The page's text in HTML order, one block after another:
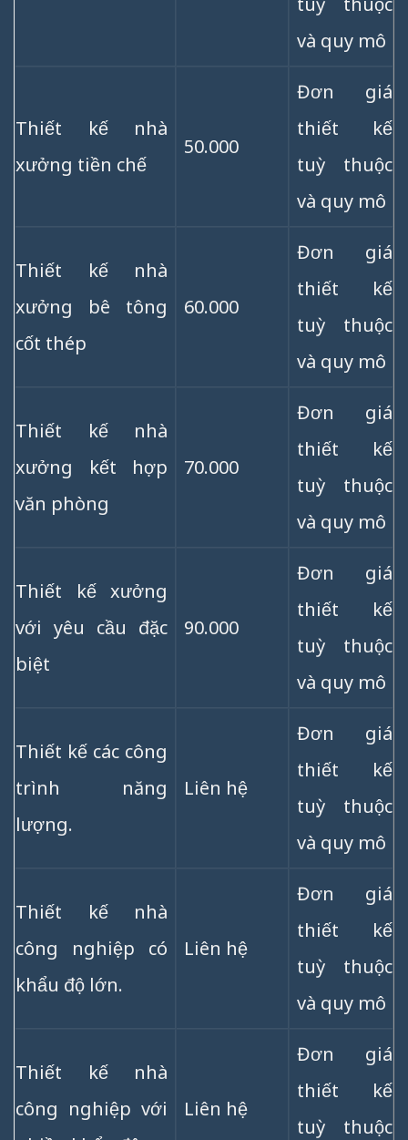
và quy mô
Thiết kế nhà
xưởng tiền chế
50.000
Đơn giá
thiết kế
tuỳ thuộc
và quy mô
Thiết kế nhà
xưởng bê tông
cốt thép
60.000
Đơn giá
thiết kế
tuỳ thuộc
và quy mô
Thiết kế nhà
xưởng kết hợp
văn phòng
70.000
Đơn giá
thiết kế
tuỳ thuộc
và quy mô
Thiết kế xưởng
với yêu cầu đặc
biệt
90.000
Đơn giá
thiết kế
tuỳ thuộc
và quy mô
Thiết kế các công
trình năng
lượng.
Liên hệ
Đơn giá
thiết kế
tuỳ thuộc
và quy mô
Thiết kế nhà
công nghiệp có
khẩu độ lớn.
Liên hệ
Đơn giá
thiết kế
tuỳ thuộc
và quy mô
Thiết kế nhà
công nghiệp với
Liên hệ
Đơn giá
thiết kế
tuỳ thuộc